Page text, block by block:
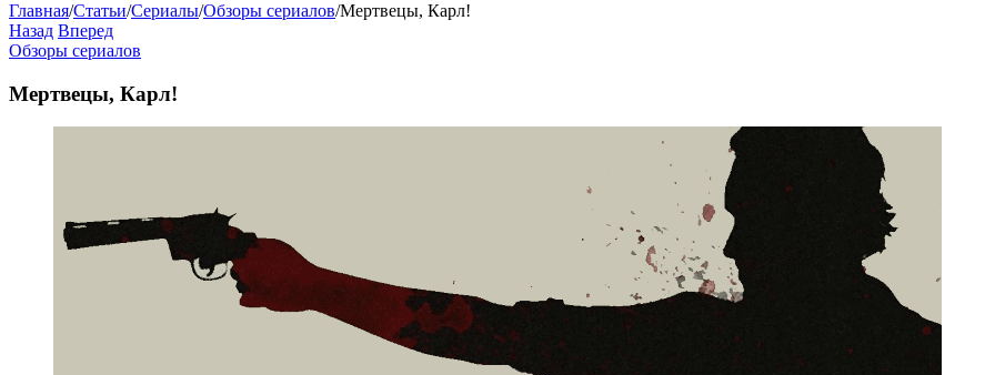
Главная/Статьи/Сериалы/Обзоры сериалов/Мертвецы, Карл!
Назад Вперед
Обзоры сериалов
Мертвецы, Карл!